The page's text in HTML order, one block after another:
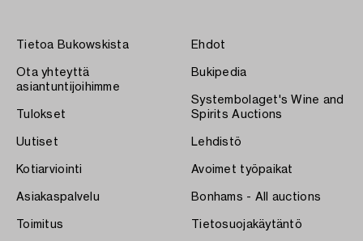
Tietoa Bukowskista
Ota yhteyttä
asiantuntijoihimme
Tulokset
Uutiset
Kotiarviointi
Asiakaspalvelu
Toimitus
Ehdot
Bukipedia
Systembolaget's Wine and
Spirits Auctions
Lehdistö
Avoimet työpaikat
Bonhams - All auctions
Tietosuojakäytäntö